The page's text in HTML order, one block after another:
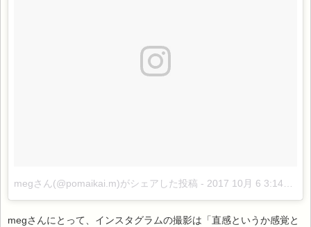
megさん(@pomaikai.m)がシェアした投稿 - 2017 10月 6 3:14午後 PDT
megさんにとって、インスタグラムの撮影は「直感というか感覚と